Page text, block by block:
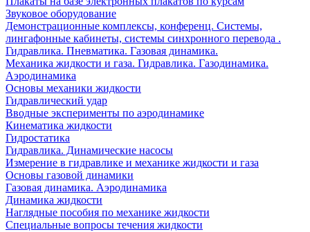
Звуковое оборудование
Демонстрационные комплексы, конференц. Системы,
лингафонные кабинеты, системы синхронного перевода .
Гидравлика. Пневматика. Газовая динамика.
Механика жидкости и газа. Гидравлика. Газодинамика.
Аэродинамика
Основы механики жидкости
Гидравлический удар
Вводные эксперименты по аэродинамике
Кинематика жидкости
Гидростатика
Гидравлика. Динамические насосы
Измерение в гидравлике и механике жидкости и газа
Основы газовой динамики
Газовая динамика. Аэродинамика
Динамика жидкости
Наглядные пособия по механике жидкости
Специальные вопросы течения жидкости